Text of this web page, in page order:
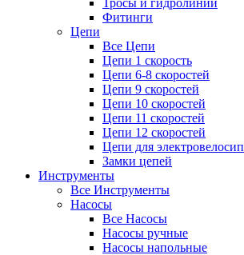
Тросы и гидролинии
Фитинги
Цепи
Все Цепи
Цепи 1 скорость
Цепи 6-8 скоростей
Цепи 9 скоростей
Цепи 10 скоростей
Цепи 11 скоростей
Цепи 12 скоростей
Цепи для
Замки цепей
Инструменты
Все Инструменты
Насосы
Все Насосы
Насосы ручные
Насосы напольные